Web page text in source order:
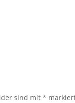
sind mit*